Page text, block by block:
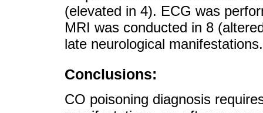
(elevated in 4). ECG was
MRI was conducted in 8
late neurological
Conclusions:
CO poisoning diagnosis